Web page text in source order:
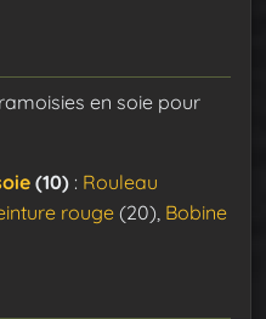
en soie pour
(10) : Rouleau
rouge(20), Bobine